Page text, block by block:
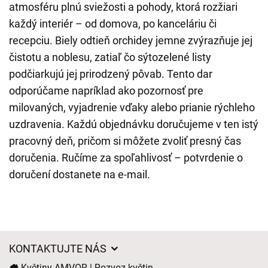
atmosféru plnú sviežosti a pohody, ktorá rozžiari
každý interiér – od domova, po kanceláriu či
recepciu. Biely odtieň orchidey jemne zvýrazňuje jej
čistotu a noblesu, zatiaľ čo sýtozelené listy
podčiarkujú jej prirodzený pôvab. Tento dar
odporúčame napríklad ako pozornosť pre
milovaných, vyjadrenie vďaky alebo prianie rýchleho
uzdravenia. Každú objednávku doručujeme v ten istý
pracovný deň, pričom si môžete zvoliť presný čas
doručenia. Ručíme za spoľahlivosť – potvrdenie o
doručení dostanete na e-mail.
KONTAKTUJTE NÁS